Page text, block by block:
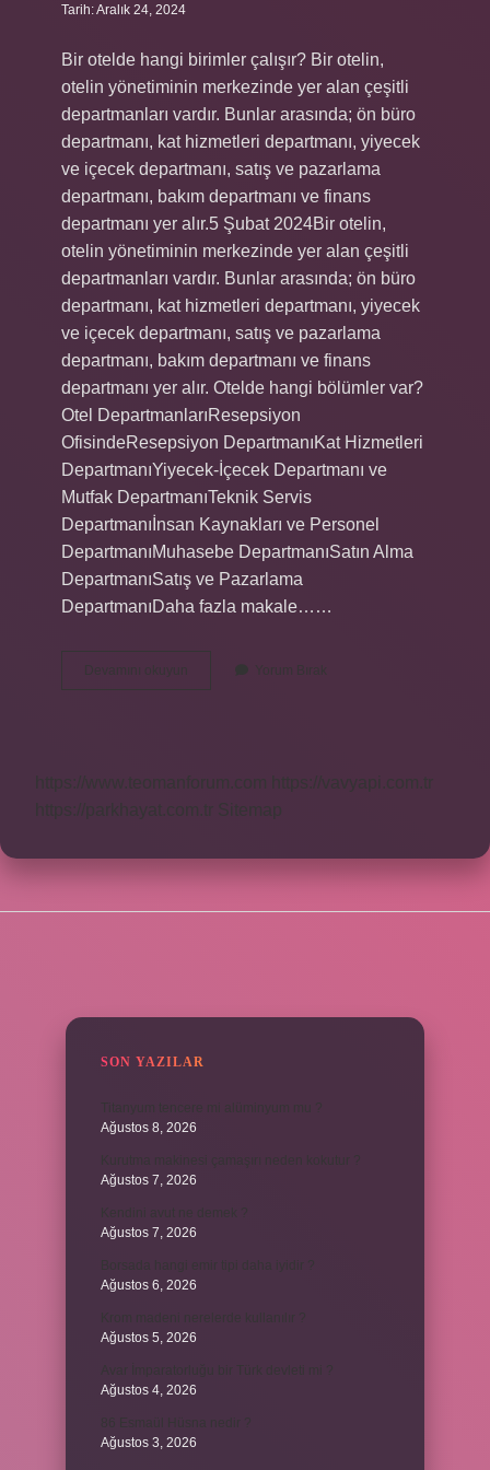
Tarih: Aralık 24, 2024
Bir otelde hangi birimler çalışır? Bir otelin,
otelin yönetiminin merkezinde yer alan çeşitli
departmanları vardır. Bunlar arasında; ön büro
departmanı, kat hizmetleri departmanı, yiyecek
ve içecek departmanı, satış ve pazarlama
departmanı, bakım departmanı ve finans
departmanı yer alır.5 Şubat 2024Bir otelin,
otelin yönetiminin merkezinde yer alan çeşitli
departmanları vardır. Bunlar arasında; ön büro
departmanı, kat hizmetleri departmanı, yiyecek
ve içecek departmanı, satış ve pazarlama
departmanı, bakım departmanı ve finans
departmanı yer alır. Otelde hangi bölümler var?
Otel DepartmanlarıResepsiyon
OfisindeResepsiyon DepartmanıKat Hizmetleri
DepartmanıYiyecek-İçecek Departmanı ve
Mutfak DepartmanıTeknik Servis
Departmanıİnsan Kaynakları ve Personel
DepartmanıMuhasebe DepartmanıSatın Alma
DepartmanıSatış ve Pazarlama
DepartmanıDaha fazla makale……
Otellerde
Yorum Bırak
https://www.teomanforum.com
https://vavyapi.com.tr
https://parkhayat.com.tr
Sitemap
SON YAZILAR
Ağustos 8, 2026
Ağustos 7, 2026
Ağustos 7, 2026
Ağustos 6, 2026
Ağustos 5, 2026
Ağustos 4, 2026
Ağustos 3, 2026